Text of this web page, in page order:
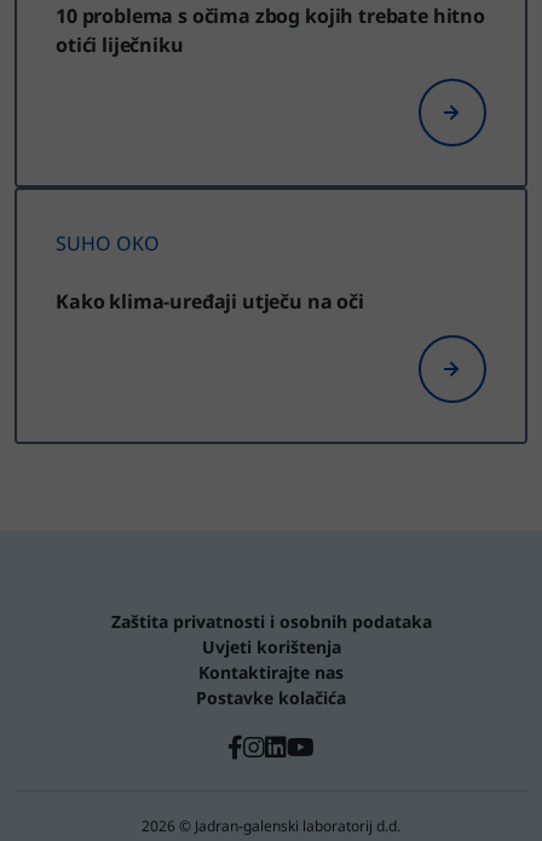
10 problema s očima zbog kojih trebate hitno
otići liječniku
SUHO OKO
Kako klima-uređaji utječu na oči
Zaštita privatnosti i osobnih podataka
Uvjeti korištenja
Kontaktirajte nas
Postavke kolačića
2026 © Jadran-galenski laboratorij d.d.